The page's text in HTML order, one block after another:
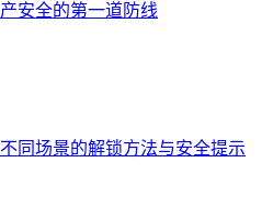
安全的第一道防线
同场景的解锁方法与安全提示